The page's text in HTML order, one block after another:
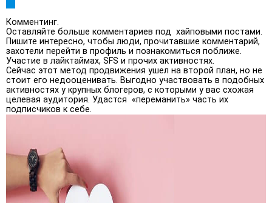
Комментинг.
Оставляйте больше комментариев под хайповыми постами.
Пишите интересно, чтобы люди, прочитавшие комментарий,
захотели перейти в профиль и познакомиться поближе.
Участие в лайктаймах, SFS и прочих активностях.
Сейчас этот метод продвижения ушел на второй план, но не
стоит его недооценивать. Выгодно участвовать в подобных
активностях у крупных блогеров, с которыми у вас схожая
целевая аудитория. Удастся «переманить» часть их
подписчиков к себе.